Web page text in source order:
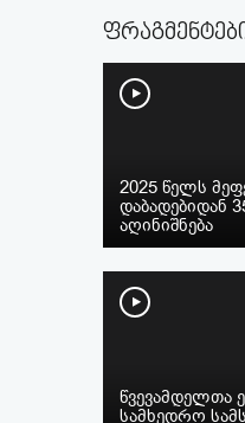
2025 წელს
დაბადებიდან
აღინიშნება
წვევამდელთა
სამხედრო